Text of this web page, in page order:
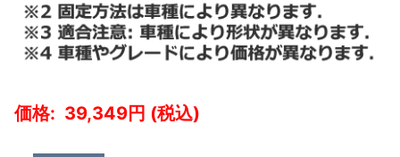
39,349